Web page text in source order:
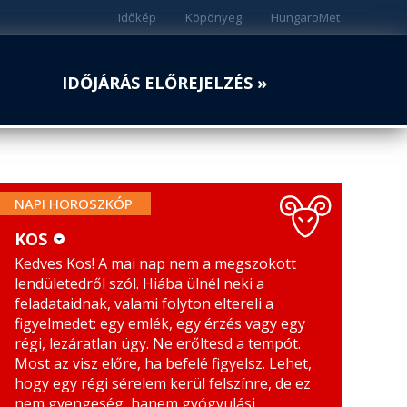
HungaroMet
Köpönyeg
Időkép
IDŐJÁRÁS ELŐREJELZÉS »
NAPI HOROSZKÓP
KOS
BIKA
IKREK
RÁK
MÉRLEG
SKORPIÓ
NYILAS
BAK
KOS
Kedves Kos! A mai nap nem a megszokott
lendületedről szól. Hiába ülnél neki a
feladataidnak, valami folyton eltereli a
figyelmedet: egy emlék, egy érzés vagy egy
régi, lezáratlan ügy. Ne erőltesd a tempót.
Most az visz előre, ha befelé figyelsz. Lehet,
hogy egy régi sérelem kerül felszínre, de ez